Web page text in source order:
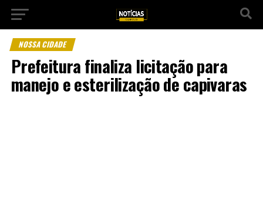
NOSSA CIDADE
Prefeitura finaliza licitação para
manejo e esterilização de capivaras